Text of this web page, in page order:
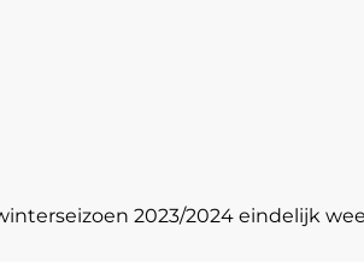
2023/2024 eindelijk